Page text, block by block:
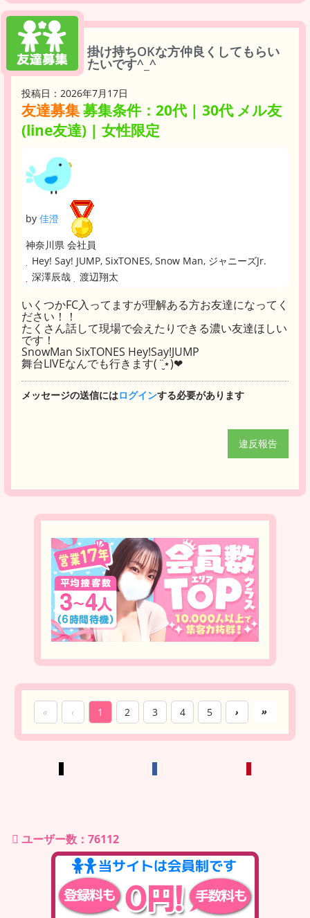
掛け持ちOKな方仲良くしてもらい
たいです^_^
投稿日：2026年7月17日
友達募集募集条件：20代 | 30代 メル友
(line友達) | 女性限定
by 佳澄
神奈川県 会社員
Hey! Say! JUMP, SixTONES, Snow Man, ジャニーズJr.
深澤辰哉
渡辺翔太
いくつかFC入ってますが理解ある方お友達になってく
ださい！！
たくさん話して現場で会えたりできる濃い友達ほしい
です！
SnowMan SixTONES Hey!Say!JUMP
舞台LIVEなんでも行きます( ¨̮⋆)❤︎
メッセージの送信にはログインする必要があります
違反報告
« ‹ 1 2 3 4 5 › »
ユーザー数：76112